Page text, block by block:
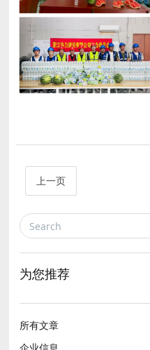
上一页
为您推荐
所有文章